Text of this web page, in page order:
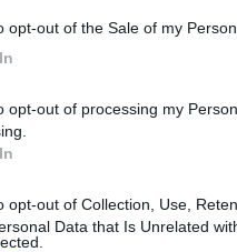
opt-out of the Sale of my
Data that Is Unrelated